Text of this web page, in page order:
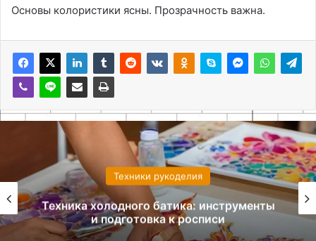
Основы колористики ясны. Прозрачность важна.
Техники рукоделия
Техника холодного батика: инструменты
и подготовка к росписи